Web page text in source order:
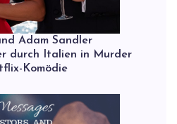
Adam Sandler
durch Italien in Murder
Komödie